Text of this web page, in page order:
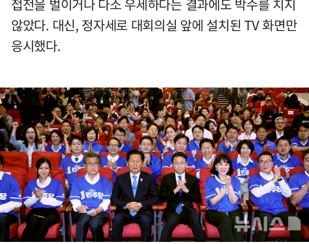
접전을 벌이거나 다소 우세하다는 결과에도 박수를 치지
않았다. 대신, 정자세로 대회의실 앞에 설치된 TV 화면만
응시했다.